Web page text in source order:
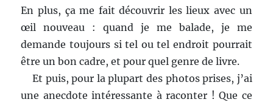
En plus, ça me fait découvrir les lieux avec un
œil nouveau : quand je me balade, je me
demande toujours si tel ou tel endroit pourrait
être un bon cadre, et pour quel genre de livre.
Et puis, pour la plupart des photos prises, j’ai
une anecdote intéressante à raconter ! Que ce